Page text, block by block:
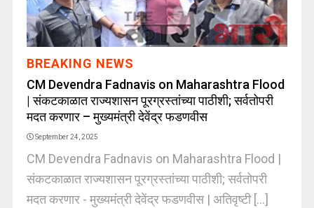
BREAKING NEWS
CM Devendra Fadnavis on Maharashtra Flood
| संकटकाळात राज्यशासन पूरग्रस्तांच्या पाठीशी; सर्वतोपरी
मदत करणार – मुख्यमंत्री देवेंद्र फडणवीस
September 24, 2025
CM Devendra Fadnavis on Maharashtra Flood |
संकटकाळात राज्यशासन पूरग्रस्तांच्या पाठीशी; सर्वतोपरी
मदत करणार - मुख्यमंत्री देवेंद्र फडणवीस | अतिवृष्टी [...]